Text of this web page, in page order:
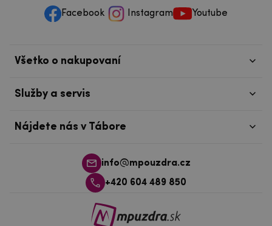
Facebook Instagram Youtube
info@mpouzdra.cz
+420 604 489 850
Všetko o nakupovaní
Služby a servis
Nájdete nás v Tábore